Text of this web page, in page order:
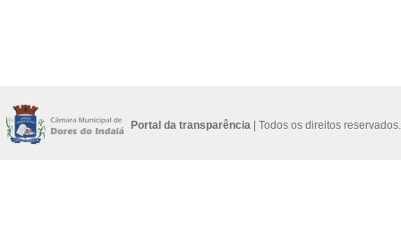
Portal da transparência | Todos os direitos reservados.